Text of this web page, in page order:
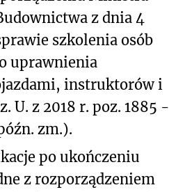
z dnia 4
szkolenia osób
uprawnienia
instruktorów i
U. z 2018 r. poz. 1885 -
zm.).
po ukończeniu
z rozporządzeniem